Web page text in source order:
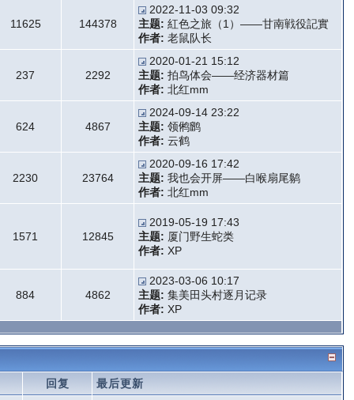
11625 144378
2022-11-03 09:32
主题: 紅色之旅（1）——甘南戦役記實
作者: 老鼠队长
237 2292
2020-01-21 15:12
主题: 拍鸟体会——经济器材篇
作者: 北红mm
624 4867
2024-09-14 23:22
主题: 领鸺鹠
作者: 云鹤
2230 23764
2020-09-16 17:42
主题: 我也会开屏——白喉扇尾鹟
作者: 北红mm
1571 12845
2019-05-19 17:43
主题: 厦门野生蛇类
作者: XP
884 4862
2023-03-06 10:17
主题: 集美田头村逐月记录
作者: XP
回复 最后更新